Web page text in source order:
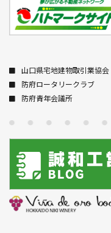
山口県宅地建物取引業協会
防府ロータリークラブ
防府青年会議所